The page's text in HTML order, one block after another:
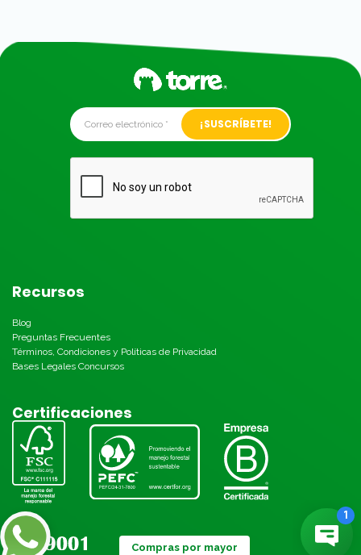
Alternative:
Recursos
Blog
Preguntas Frecuentes
Términos, Condiciones y Políticas de Privacidad
Bases Legales Concursos
Certificaciones
Compras por mayor